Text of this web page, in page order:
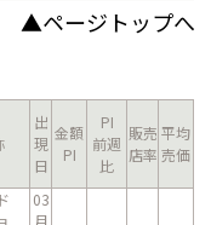
▲ページトップへ
出
現
日
金額
PI
PI
前週
比
販売
店率
平均
売価
03
月